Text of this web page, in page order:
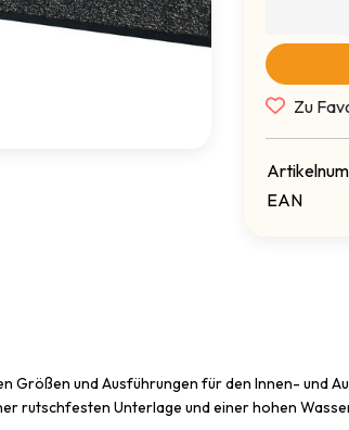
Zu
EAN
Größen und Ausführungen für den Innen- und
rutschfesten Unterlage und einer hohen